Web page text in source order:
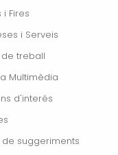
i Fires
i Serveis
de treball
Multimèdia
d'interés
de suggeriments